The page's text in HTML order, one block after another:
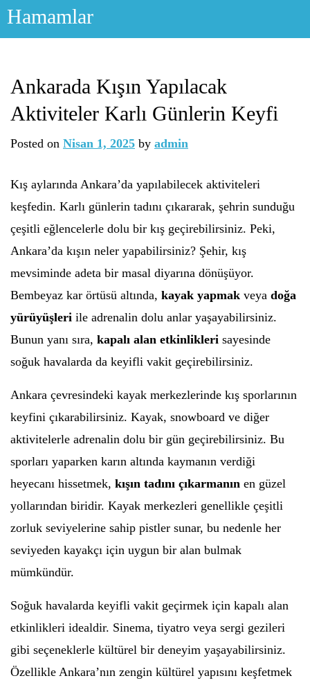
Skip
Hamamlar
Ankarada Kışın Yapılacak
Aktiviteler Karlı Günlerin Keyfi
Posted on Nisan 1, 2025 by admin
Kış aylarında Ankara’da yapılabilecek aktiviteleri
keşfedin. Karlı günlerin tadını çıkararak, şehrin sunduğu
çeşitli eğlencelerle dolu bir kış geçirebilirsiniz. Peki,
Ankara’da kışın neler yapabilirsiniz? Şehir, kış
mevsiminde adeta bir masal diyarına dönüşüyor.
Bembeyaz kar örtüsü altında, kayak yapmak veya doğa
yürüyüşleri ile adrenalin dolu anlar yaşayabilirsiniz.
Bunun yanı sıra, kapalı alan etkinlikleri sayesinde
soğuk havalarda da keyifli vakit geçirebilirsiniz.
Ankara çevresindeki kayak merkezlerinde kış sporlarının
keyfini çıkarabilirsiniz. Kayak, snowboard ve diğer
aktivitelerle adrenalin dolu bir gün geçirebilirsiniz. Bu
sporları yaparken karın altında kaymanın verdiği
heyecanı hissetmek, kışın tadını çıkarmanın en güzel
yollarından biridir. Kayak merkezleri genellikle çeşitli
zorluk seviyelerine sahip pistler sunar, bu nedenle her
seviyeden kayakçı için uygun bir alan bulmak
mümkündür.
Soğuk havalarda keyifli vakit geçirmek için kapalı alan
etkinlikleri idealdir. Sinema, tiyatro veya sergi gezileri
gibi seçeneklerle kültürel bir deneyim yaşayabilirsiniz.
Özellikle Ankara’nın zengin kültürel yapısını keşfetmek